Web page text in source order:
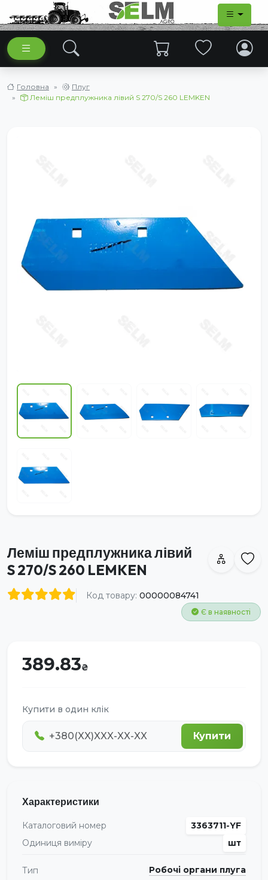
Головна
Плуг
Леміш предплужника лівий S 270/S 260 LEMKEN
Леміш предплужника лівий
S 270/S 260 LEMKEN
Код товару: 00000084741
Є в наявності
389.83
Купити в один клік
Купити
Характеристики
Каталоговий номер
3363711-YF
Одиниця виміру
шт
Тип Робочі органи плуга